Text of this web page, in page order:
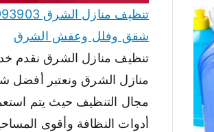
شقق وفلل وعفش الشرق
تنظيف منازل الشرق نقدم
منازل الشرق ونعتبر أفضل
مجال التنظيف حيث يتم
أدوات النظافة وأقوى